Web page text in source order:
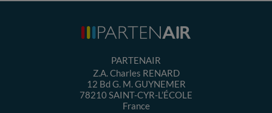
PARTENAIR
Z.A. Charles RENARD
12 Bd G. M. GUYNEMER
78210SAINT-CYR-L’ÉCOLE
France